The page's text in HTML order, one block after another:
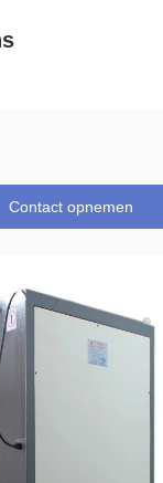
Contact opnemen